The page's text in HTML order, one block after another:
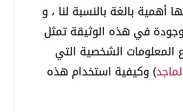
أهمية بالغة بالنسبة لنا ، و
في هذه الوثيقة تمثل
المعلومات الشخصية التي
) وكيفية استخدام هذه